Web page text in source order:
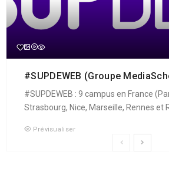
#SUPDEWEB (Groupe
#SUPDEWEB : 9 campus en France
Strasbourg, Nice, Marseille, Rennes et
Prévisualiser